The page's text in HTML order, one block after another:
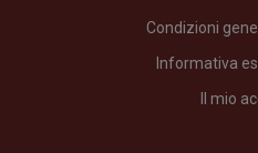
Condizioni
Informativa
Il mio